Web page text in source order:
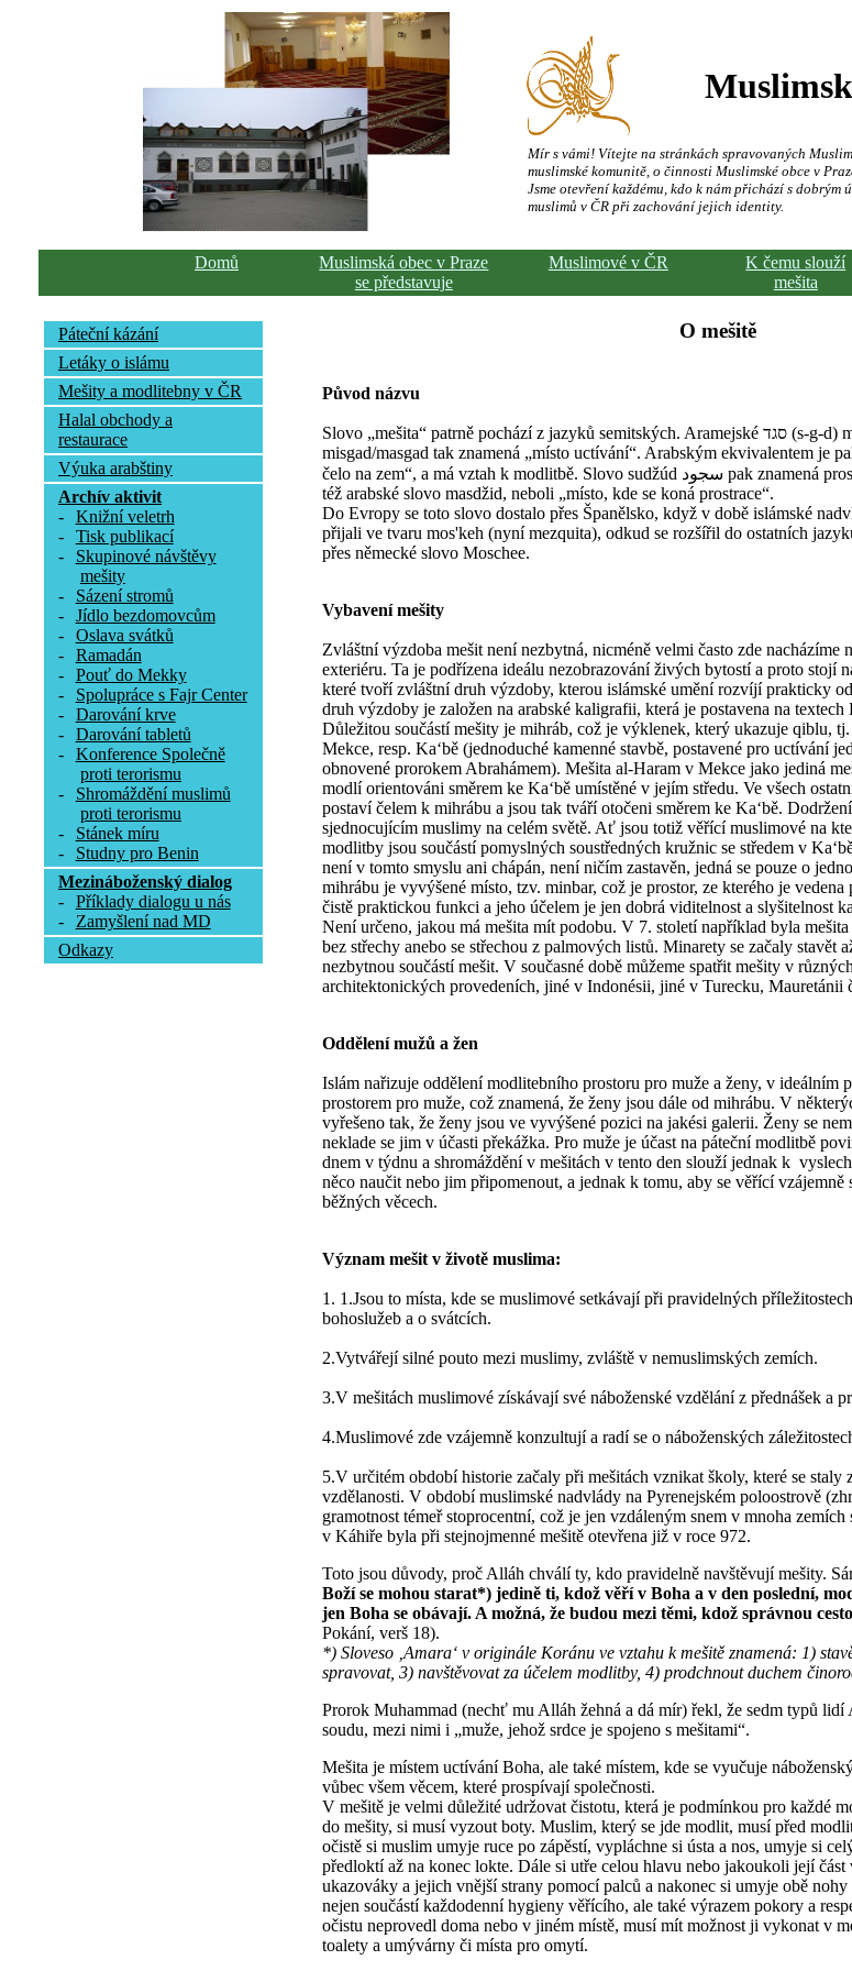
Mír s vámi! Vítejte na stránkách spravovaných
muslimské komunitě, o činnosti Muslimské obce v
Jsme otevření každému, kdo k nám přichází s dobrým
muslimů v ČR při zachování jejich identity.
Domů
Muslimská obec v Praze
se představuje
Muslimové v ČR
K čemu slouží
mešita
Páteční kázání
Letáky o islámu
Mešity a modlitebny v ČR
Halal obchody a
restaurace
Výuka arabštiny
Archív aktivit
-
Knižní veletrh
-
Tisk publikací
-
Skupinové návštěvy
mešity
-
Sázení stromů
-
Jídlo bezdomovcům
-
Oslava svátků
-
Ramadán
-
Pouť do Mekky
-
Spolupráce s Fajr Center
-
Darování krve
-
Darování tabletů
-
Konference Společně
proti terorismu
-
Shromáždění muslimů
proti terorismu
-
Stánek míru
-
Studny pro Benin
Mezináboženský dialog
-
Příklady dialogu u nás
-
Zamyšlení nad MD
Odkazy
O mešitě
Původ názvu
Slovo „mešita“ patrně pochází z jazyků semitských. Aramejské סגד (s-g-d) má význam uctívat, poklekat. Tvar
misgad/masgad tak znamená „místo uctívání“. Arabským ekvivalentem je
čelo na zem“, a má vztah k modlitbě. Slovo sudžúd سجود‎ pak znamená prostraci. Z tohoto kořene je odvozeno
též arabské slovo masdžid, neboli „místo, kde se koná prostrace“.
Do Evropy se toto slovo dostalo přes Španělsko, když v době islámské
přijali ve tvaru mos'keh (nyní mezquita), odkud se rozšířil do ostatních
přes německé slovo Moschee.
Vybavení mešity
Zvláštní výzdoba mešit není nezbytná, nicméně velmi často zde nacházíme
exteriéru. Ta je podřízena ideálu nezobrazování živých bytostí a proto stojí
které tvoří zvláštní druh výzdoby, kterou islámské umění rozvíjí prakticky
druh výzdoby je založen na arabské kaligrafii, která je postavena na
Důležitou součástí mešity je mihráb, což je výklenek, který ukazuje qiblu,
Mekce, resp. Ka‘bě (jednoduché kamenné stavbě, postavené pro uctívání
obnovené prorokem Abrahámem). Mešita al-Haram v Mekce jako jediná
modlí orientováni směrem ke Ka‘bě umístěné v jejím středu. Ve všech
postaví čelem k mihrábu a jsou tak tváří otočeni směrem ke Ka‘bě.
sjednocujícím muslimy na celém světě. Ať jsou totiž věřící muslimové na
modlitby jsou součástí pomyslných soustředných kružnic se středem v
není v tomto smyslu ani chápán, není ničím zastavěn, jedná se pouze o
mihrábu je vyvýšené místo, tzv. minbar, což je prostor, ze kterého je
čistě praktickou funkci a jeho účelem je jen dobrá viditelnost a slyšitelnost
Není určeno, jakou má mešita mít podobu. V 7. století například byla
bez střechy anebo se střechou z palmových listů. Minarety se začaly stavět
nezbytnou součástí mešit. V současné době můžeme spatřit mešity v
architektonických provedeních, jiné v Indonésii, jiné v Turecku, Mauretánii
Oddělení mužů a žen
Islám nařizuje oddělení modlitebního prostoru pro muže a ženy, v ideálním
prostorem pro muže, což znamená, že ženy jsou dále od mihrábu. V
vyřešeno tak, že ženy jsou ve vyvýšené pozici na jakési galerii. Ženy se
neklade se jim v účasti překážka. Pro muže je účast na páteční modlitbě
dnem v týdnu a shromáždění v mešitách v tento den slouží jednak k
něco naučit nebo jim připomenout, a jednak k tomu, aby se věřící
běžných věcech.
Význam mešit v životě muslima:
1. 1.Jsou to místa, kde se muslimové setkávají při pravidelných
bohoslužeb a o svátcích.
2.Vytvářejí silné pouto mezi muslimy, zvláště v nemuslimských zemích.
3.V mešitách muslimové získávají své náboženské vzdělání z přednášek a
4.Muslimové zde vzájemně konzultují a radí se o náboženských
5.V určitém období historie začaly při mešitách vznikat školy, které se staly
vzdělanosti. V období muslimské nadvlády na Pyrenejském poloostrově
gramotnost témeř stoprocentní, což je jen vzdáleným snem v mnoha
v Káhiře byla při stejnojmenné mešitě otevřena již v roce 972.
Toto jsou důvody, proč Alláh chválí ty, kdo pravidelně navštěvují mešity.
Boží se mohou starat*) jedině ti, kdož věří v Boha a v den poslední,
jen Boha se obávají. A možná, že budou mezi těmi, kdož správnou
Pokání, verš 18).
*) Sloveso ‚Amara‘ v originále Koránu ve vztahu k mešitě znamená: 1)
spravovat, 3) navštěvovat za účelem modlitby, 4) prodchnout duchem
Prorok Muhammad (nechť mu Alláh žehná a dá mír) řekl, že sedm typů
soudu, mezi nimi i „muže, jehož srdce je spojeno s mešitami“.
Mešita je místem uctívání Boha, ale také místem, kde se vyučuje
vůbec všem věcem, které prospívají společnosti.
V mešitě je velmi důležité udržovat čistotu, která je podmínkou pro každé
do mešity, si musí vyzout boty. Muslim, který se jde modlit, musí před
očistě si muslim umyje ruce po zápěstí, vypláchne si ústa a nos, umyje si
předloktí až na konec lokte. Dále si utře celou hlavu nebo jakoukoli její
ukazováky a jejich vnější strany pomocí palců a nakonec si umyje obě
nejen součástí každodenní hygieny věřícího, ale také výrazem pokory a
očistu neprovedl doma nebo v jiném místě, musí mít možnost ji vykonat v
toalety a umývárny či místa pro omytí.